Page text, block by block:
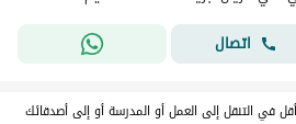
اتصال
في التنقل إلى العمل أو المدرسة أو إلى أصدقائك